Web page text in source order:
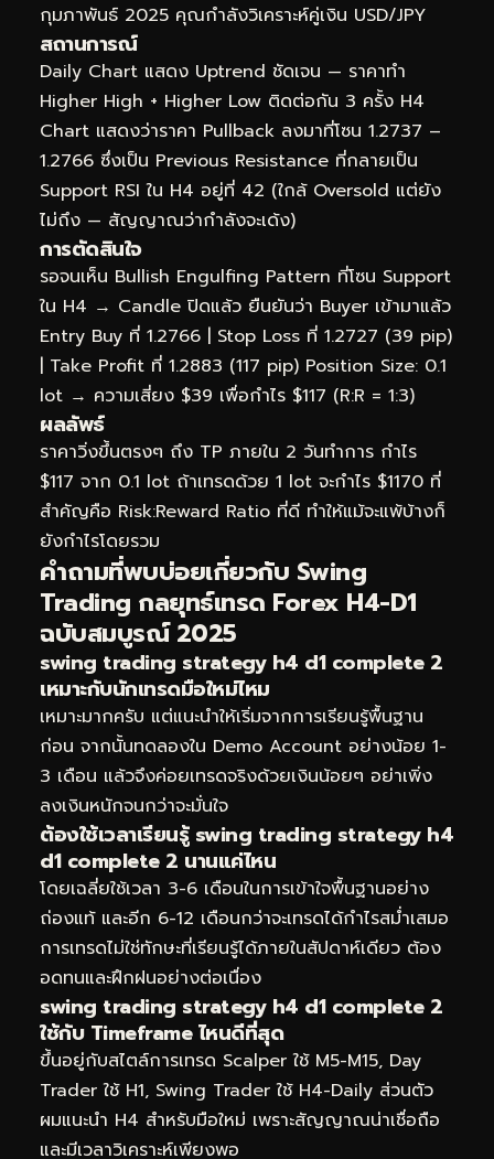
กุมภาพันธ์ 2025 คุณกำลังวิเคราะห์คู่เงิน USD/JPY
สถานการณ์
Daily Chart แสดง Uptrend ชัดเจน — ราคาทำ
Higher High + Higher Low ติดต่อกัน 3 ครั้ง H4
Chart แสดงว่าราคา Pullback ลงมาที่โซน 1.2737 –
1.2766 ซึ่งเป็น Previous Resistance ที่กลายเป็น
Support RSI ใน H4 อยู่ที่ 42 (ใกล้ Oversold แต่ยัง
ไม่ถึง — สัญญาณว่ากำลังจะเด้ง)
การตัดสินใจ
รอจนเห็น Bullish Engulfing Pattern ที่โซน Support
ใน H4 → Candle ปิดแล้ว ยืนยันว่า Buyer เข้ามาแล้ว
Entry Buy ที่ 1.2766 | Stop Loss ที่ 1.2727 (39 pip)
| Take Profit ที่ 1.2883 (117 pip) Position Size: 0.1
lot → ความเสี่ยง $39 เพื่อกำไร $117 (R:R = 1:3)
ผลลัพธ์
ราคาวิ่งขึ้นตรงๆ ถึง TP ภายใน 2 วันทำการ กำไร
$117 จาก 0.1 lot ถ้าเทรดด้วย 1 lot จะกำไร $1170 ที่
สำคัญคือ Risk:Reward Ratio ที่ดี ทำให้แม้จะแพ้บ้างก็
ยังกำไรโดยรวม
คำถามที่พบบ่อยเกี่ยวกับ Swing
Trading กลยุทธ์เทรด Forex H4-D1
ฉบับสมบูรณ์ 2025
swing trading strategy h4 d1 complete 2
เหมาะกับนักเทรดมือใหม่ไหม
เหมาะมากครับ แต่แนะนำให้เริ่มจากการเรียนรู้พื้นฐาน
ก่อน จากนั้นทดลองใน Demo Account อย่างน้อย 1-
3 เดือน แล้วจึงค่อยเทรดจริงด้วยเงินน้อยๆ อย่าเพิ่ง
ลงเงินหนักจนกว่าจะมั่นใจ
ต้องใช้เวลาเรียนรู้ swing trading strategy h4
d1 complete 2 นานแค่ไหน
โดยเฉลี่ยใช้เวลา 3-6 เดือนในการเข้าใจพื้นฐานอย่าง
ถ่องแท้ และอีก 6-12 เดือนกว่าจะเทรดได้กำไรสม่ำเสมอ
การเทรดไม่ใช่ทักษะที่เรียนรู้ได้ภายในสัปดาห์เดียว ต้อง
อดทนและฝึกฝนอย่างต่อเนื่อง
swing trading strategy h4 d1 complete 2
ใช้กับ Timeframe ไหนดีที่สุด
ขึ้นอยู่กับสไตล์การเทรด Scalper ใช้ M5-M15, Day
Trader ใช้ H1, Swing Trader ใช้ H4-Daily ส่วนตัว
ผมแนะนำ H4 สำหรับมือใหม่ เพราะสัญญาณน่าเชื่อถือ
และมีเวลาวิเคราะห์เพียงพอ